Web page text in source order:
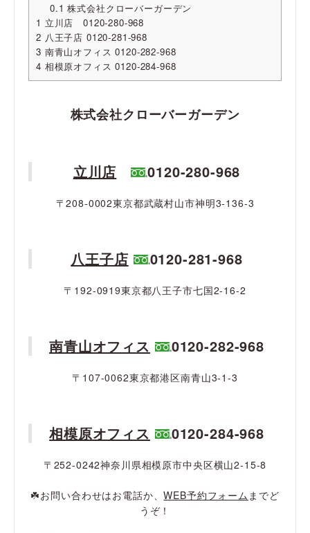
0.1 株式会社クローバーガーデン
1 立川店 0120-280-968
2 八王子店 0120-281-968
3 南青山オフィス 0120-282-968
4 相模原オフィス 0120-284-968
株式会社クローバーガーデン
立川店 0120-280-968
〒208-0002東京都武蔵村山市神明3-136-3
八王子店 0120-281-968
〒192-0919東京都八王子市七国2-16-2
南青山オフィス 0120-282-968
〒107-0062東京都港区南青山3-1-3
相模原オフィス 0120-284-968
〒252-0242神奈川県相模原市中央区横山2-15-8
☘️お問い合わせはお電話か、WEB予約フォーム までど
うぞ！